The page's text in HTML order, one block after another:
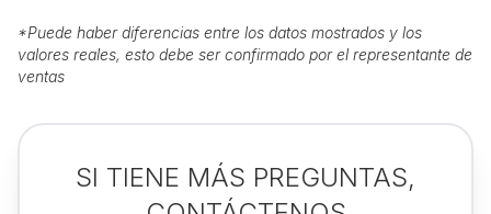
*Puede haber diferencias entre los datos mostrados y los
valores reales, esto debe ser confirmado por el representante de
ventas
SI TIENE MÁS PREGUNTAS,